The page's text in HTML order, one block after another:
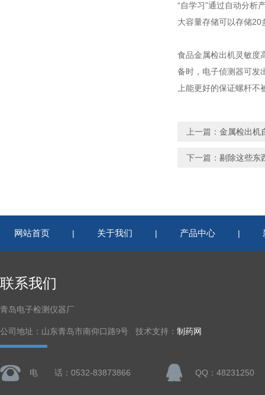
“自学习”通过自动分析
大容量存储可以存储
食品金属检出机灵敏度
备时，电子侦测器可发
上能更好的保证螺杆
上一篇： 金属检出机
下一篇： 剔除这些东
网站首页 | 关于我们 | 产品中心 |
联系我们
青岛电子检测仪器厂
公司地址：山东青岛市南仰口路9号 技术支持： 制药网
电 话：0532-83873866 QQ：48231250